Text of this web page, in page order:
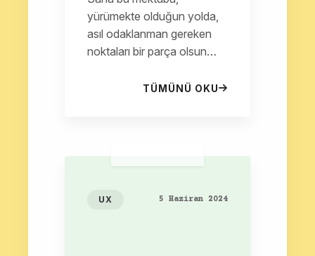
yürümekte olduğun yolda,
asıl odaklanman gereken
noktaları bir parça olsun
yazıyorum. Kullanıcı
TÜMÜNÜ OKU
UX 5 Haziran 2024